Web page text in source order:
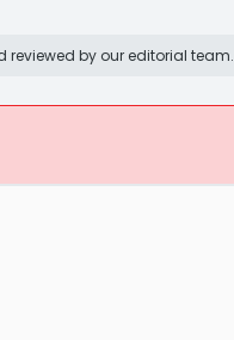
by our editorial team.